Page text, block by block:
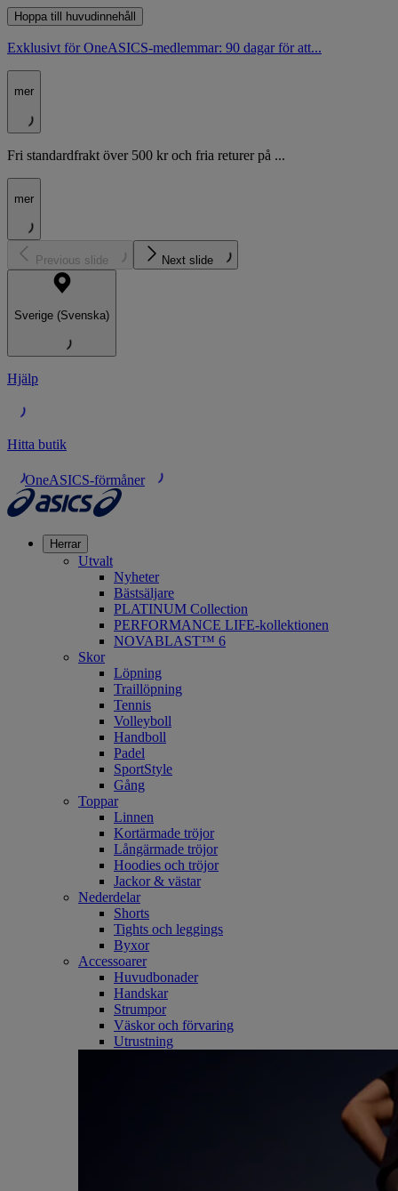
Hoppa till huvudinnehåll
Exklusivt för OneASICS-medlemmar: 90 dagar för att...
mer
Fri standardfrakt över 500 kr och fria returer på ...
mer
Previous slide Next slide
Sverige (Svenska)
Hjälp
Hitta butik
OneASICS-förmåner
Herrar
Utvalt
Nyheter
Bästsäljare
PLATINUM Collection
PERFORMANCE LIFE-kollektionen
NOVABLAST™ 6
Skor
Löpning
Traillöpning
Tennis
Volleyboll
Handboll
Padel
SportStyle
Gång
Toppar
Linnen
Kortärmade tröjor
Långärmade tröjor
Hoodies och tröjor
Jackor & västar
Nederdelar
Shorts
Tights och leggings
Byxor
Accessoarer
Huvudbonader
Handskar
Strumpor
Väskor och förvaring
Utrustning